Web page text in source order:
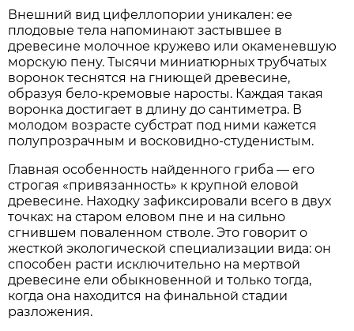
Внешний вид цифеллопории уникален: ее
плодовые тела напоминают застывшее в
древесине молочное кружево или окаменевшую
морскую пену. Тысячи миниатюрных трубчатых
воронок теснятся на гниющей древесине,
образуя бело-кремовые наросты. Каждая такая
воронка достигает в длину до сантиметра. В
молодом возрасте субстрат под ними кажется
полупрозрачным и восковидно-студенистым.
Главная особенность найденного гриба — его
строгая «привязанность» к крупной еловой
древесине. Находку зафиксировали всего в двух
точках: на старом еловом пне и на сильно
сгнившем поваленном стволе. Это говорит о
жесткой экологической специализации вида: он
способен расти исключительно на мертвой
древесине ели обыкновенной и только тогда,
когда она находится на финальной стадии
разложения.